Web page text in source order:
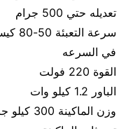
تعديله حتي 500 جرام
في السرعه
القوة 220 فولت
الباور 1.2 كيلو وات
وزن